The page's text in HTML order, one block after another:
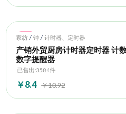
Hot
家纺 / 钟 / 计时器、定时器
产销外贸厨房计时器定时器 计
数字提醒器
已售出:3584件
￥8.4 ￥10.92